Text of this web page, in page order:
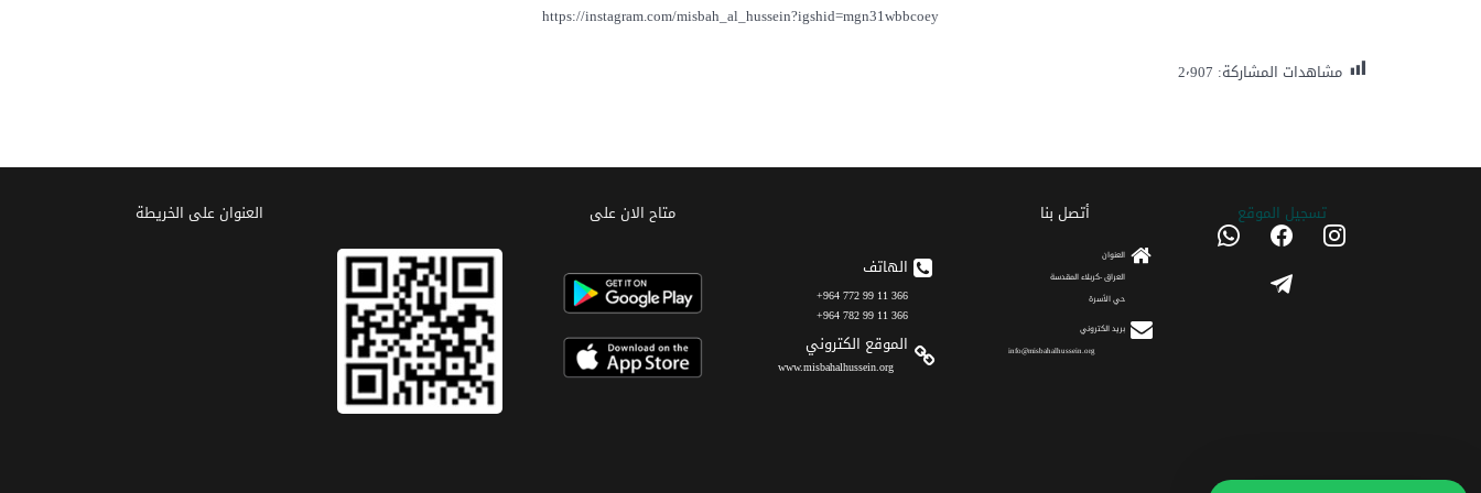
مشاهدات المشاركة: 2٬907
تسجیل الموقعinstagram
facebook
whatsapp
telegram
أتصل بنا
العنوان
العراق -كربلاء المقدسة
حي الأسرة
برید الکتروني
info@misbahalhussein.org
الهاتف
366 11 99 772 964+
366 11 99 782 964+
الموقع الکتروني
www.misbahalhussein.org
متاح الان على العنوان علی الخریطة